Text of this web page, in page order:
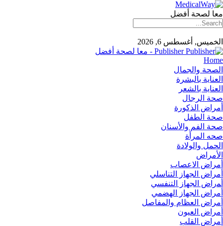
معا لصحة أفضل
الخميس, أغسطس 6, 2026
Publisher - معا لصحة أفضل
Home
الصحة والجمال
العناية بالبشرة
العناية بالشعر
صحة الرجال
أمراض الذكورة
صحة الطفل
صحة الفم والأسنان
صحه المرأة
الحمل والولادة
الأمراض
أمراض الاعصاب
أمراض الجهاز التناسلي
أﻤراض اﻟﺠﻬﺎز اﻟﺘﻨﻔﺴﻲ
أمراض الجهاز الهضمي
أمراض العظام والمفاصل
أمراض العيون
أمراض القلب